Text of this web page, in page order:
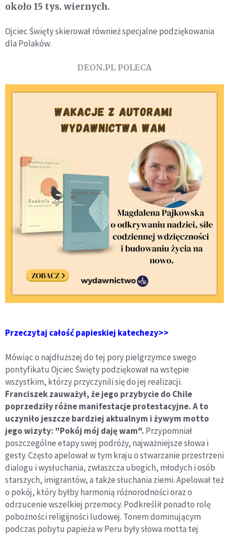
około 15 tys. wiernych.
Ojciec Święty skierował również specjalne podziękowania
dla Polaków.
DEON.PL POLECA
Przeczytaj całość papieskiej katechezy>>
Mówiąc o najdłuższej do tej pory pielgrzymce swego
pontyfikatu Ojciec Święty podziękował na wstępie
wszystkim, którzy przyczynili się do jej realizacji.
Franciszek zauważył, że jego przybycie do Chile
poprzedziły różne manifestacje protestacyjne. A to
uczyniło jeszcze bardziej aktualnym i żywym motto
jego wizyty: "Pokój mój daję wam". Przypomniał
poszczególne etapy swej podróży, najważniejsze słowa i
gesty. Często apelował w tym kraju o stwarzanie przestrzeni
dialogu i wysłuchania, zwłaszcza ubogich, młodych i osób
starszych, imigrantów, a także słuchania ziemi. Apelował też
o pokój, który byłby harmonią różnorodności oraz o
odrzucenie wszelkiej przemocy. Podkreślił ponadto rolę
pobożności religijności ludowej. Tonem dominującym
podczas pobytu papieża w Peru były słowa motta tej